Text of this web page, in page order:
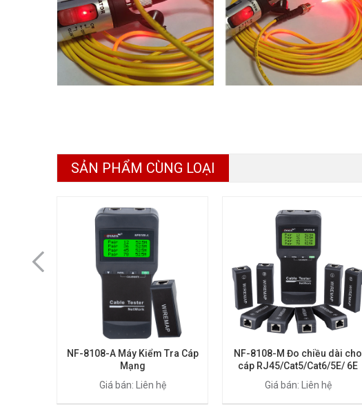
SẢN PHẨM CÙNG LOẠI
NF-8108-A Máy Kiểm Tra Cáp
Mạng
Giá bán: Liên hệ
NF-8108-M Đo chiều dài cho
cáp RJ45/Cat5/Cat6/5E/ 6E
Giá bán: Liên hệ